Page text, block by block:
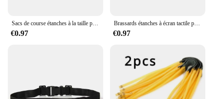
Sacs de course étanches à la taille pour femmes, support de téléphone pour argent, porte-clés d'entraînement de jogging, accessoires de vélo, packs de poudres, fitness sportif
€0.97
Brassards étanches à écran tactile pour téléphone, sacs de course pour hommes et femmes, sports et fitness, accessoires de course pour smartphone 4.0-6.2"
€0.97